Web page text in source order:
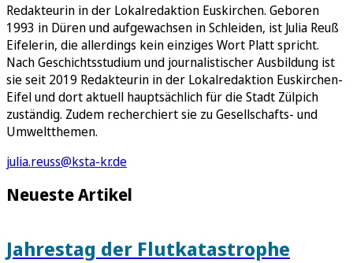
Redakteurin in der Lokalredaktion Euskirchen. Geboren
1993 in Düren und aufgewachsen in Schleiden, ist Julia Reuß
Eifelerin, die allerdings kein einziges Wort Platt spricht.
Nach Geschichtsstudium und journalistischer Ausbildung ist
sie seit 2019 Redakteurin in der Lokalredaktion Euskirchen-
Eifel und dort aktuell hauptsächlich für die Stadt Zülpich
zuständig. Zudem recherchiert sie zu Gesellschafts- und
Umweltthemen.
julia.reuss@ksta-kr.de
Neueste Artikel
Jahrestag der Flutkatastrophe